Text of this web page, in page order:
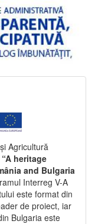
Agricultură
“A heritage
and Bulgaria
Interreg V-A
este format din
de proiect, iar
Bulgaria este